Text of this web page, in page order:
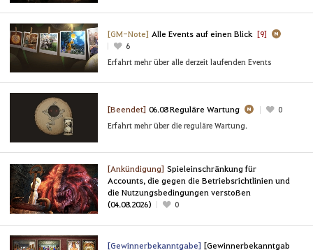
[GM-Note] Alle Events auf einen Blick [9]
6
Erfahrt mehr über alle derzeit laufenden Events
[Beendet] 06.08 Reguläre Wartung
0
Erfahrt mehr über die reguläre Wartung.
[Ankündigung] Spieleinschränkung für
Accounts, die gegen die Betriebsrichtlinien und
die Nutzungsbedingungen verstoßen
(04.08.2026)
0
[Gewinnerbekanntgabe] [Gewinnerbekanntgab